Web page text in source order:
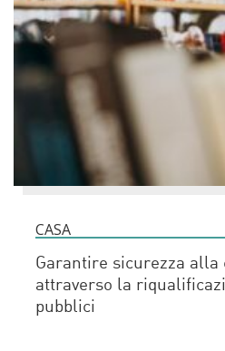
CASA
Garantire sicurezza alla
attraverso la
pubblici